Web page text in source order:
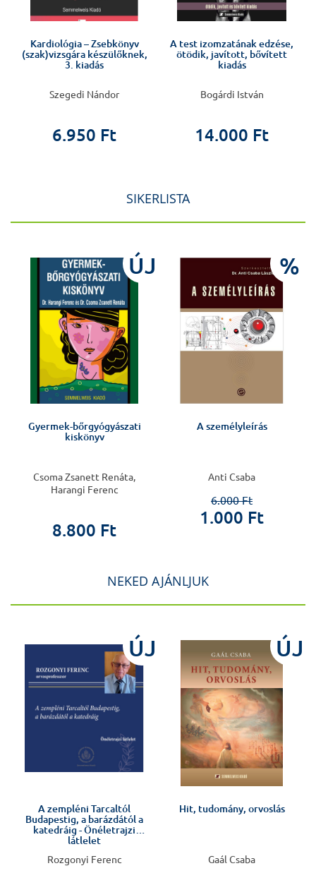
Kardiológia – Zsebkönyv
(szak)vizsgára készülőknek,
3. kiadás
Szegedi Nándor
6.950 Ft
A test izomzatának edzése,
ötödik, javított, bővített
kiadás
Bogárdi István
14.000 Ft
SIKERLISTA
ÚJ
Gyermek-bőrgyógyászati
kiskönyv
Csoma Zsanett Renáta,
Harangi Ferenc
8.800 Ft
%
A személyleírás
Anti Csaba
6.000 Ft
1.000 Ft
NEKED AJÁNLJUK
ÚJ
A zempléni Tarcaltól
Budapestig, a barázdától a
katedráig - Önéletrajzi
látlelet
Rozgonyi Ferenc
ÚJ
Hit, tudomány, orvoslás
Gaál Csaba